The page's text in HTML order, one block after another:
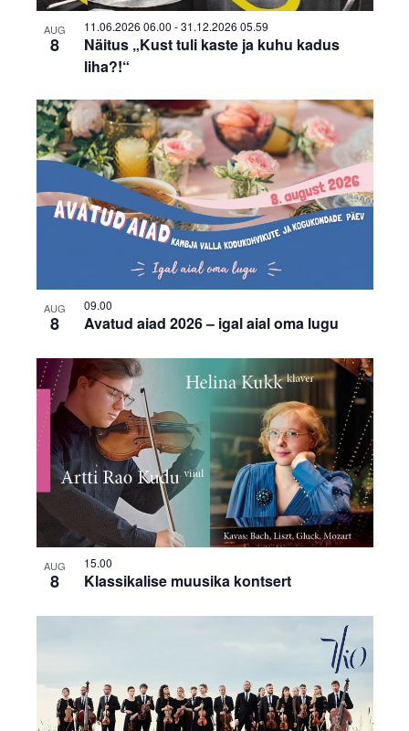
AUG
8
Näitus „Kust tuli kaste ja kuhu kadus
liha?!“
11.06.2026 06.00 -31.12.2026 05.59
AUG
8 Avatud aiad 2026 – igal aial oma lugu
09.00
AUG
8 Klassikalise muusika kontsert
15.00